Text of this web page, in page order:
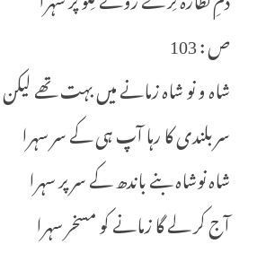
ص : 103
شاہ و نو شاہ زمانے میں بہت تھے لیکن
سربلندی کا رہا آپ ہی کے سر سہرا
شاہ نوشاہ بنے باندھ کے سر پر سہرا
آج کر لے گا زمانے کو مسخر سہرا